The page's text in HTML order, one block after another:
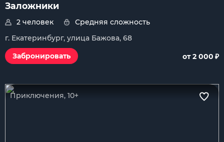
Заложники
2 человек
Средняя сложность
г. Екатеринбург, улица Бажова, 68
Забронировать
от 2 000 ₽
Приключения, 10+